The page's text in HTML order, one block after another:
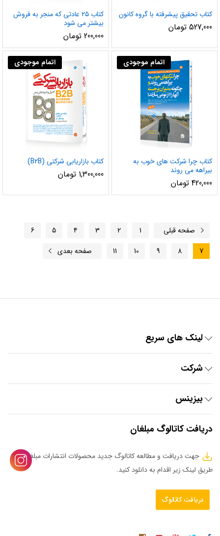
کتاب تحقیق پیشرفته با گروه کانون
527,000 تومان
کتاب ۲۵ عادتی که منجر به فروش
بیشتر می شود
200,000 تومان
اتمام موجودی
کتاب چرا شرکت های خوب به
بیراهه می روند
420,000 تومان
اتمام موجودی
کتاب بازاریابی شرکتی (B2B)
1,300,000 تومان
صفحه قبلی 1
2
3
4
5
6
7
8
9
10
11 صفحه بعدی
لینک های سریع
شرکت
بیزینس
دریافت کاتالوگ مبلغان
جهت دریافت و مطالعه کاتالوگ جدید محصولات انتشارات مبلغان از
طریق لینک زیر اقدام به دانلود کنید.
دریافت کاتالوگ